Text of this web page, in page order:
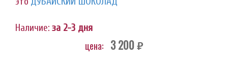
Наличие: за 2-3 дня
цена: 3 200 руб.